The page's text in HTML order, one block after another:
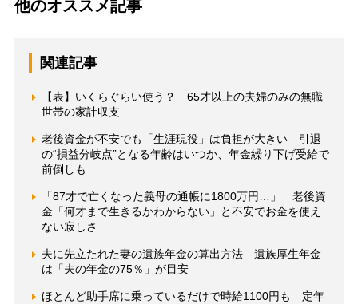
他のオススメ記事
関連記事
【表】いくらぐらい使う？ 65才以上の夫婦のみの無職
世帯の家計収支
老後資金が不安でも「生涯現役」は負担が大きい 引退
の“損益分岐点”となる年齢はいつか、年金繰り下げ受給で
前倒しも
「87才で亡くなった義母の通帳に1800万円…」 老後資
金「何才まで生きるかわからない」と不安でお金を使え
ない寂しさ
夫に先立たれた妻の遺族年金の算出方法 遺族厚生年金
は「夫の年金の75％」が目安
ほとんど助手席に乗っているだけで時給1100円も 定年